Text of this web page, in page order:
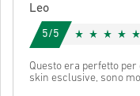
accettati.
Tu acquisterai
Per ulteriori
FAQs
Se durante
problema,
Stella Ricevuta:
Leo
5/5
Questo era perfetto
skin esclusive, sono